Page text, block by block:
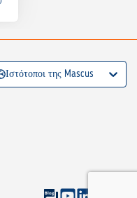
Ιστότοποι της Mascus